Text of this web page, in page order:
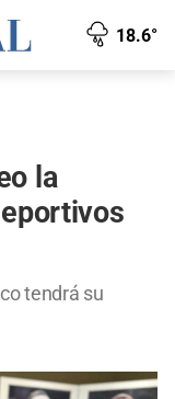
18.6°
la
tendrá su